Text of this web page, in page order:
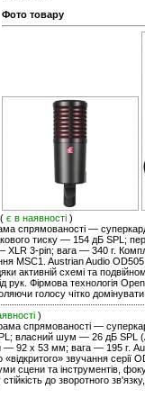
Фото товару
є в наявності )
спрямованості —
тиску — 154 дБ SPL;
3-pin; вага — 340 г.
MSC1. Austrian Audio
активній схемі та
рук. Фірмова технологія
голосу чітко
)
спрямованості —
власний шум — 26 дБ
92 x 53 мм; вага — 195 г.
звучання серії
сцени та інструментів,
до зворотного